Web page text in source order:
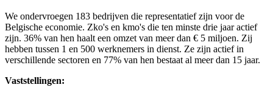
We ondervroegen 183 bedrijven die representatief zijn voor de
Belgische economie. Zko's en kmo's die ten minste drie jaar actief
zijn. 36% van hen haalt een omzet van meer dan € 5 miljoen. Zij
hebben tussen 1 en 500 werknemers in dienst. Ze zijn actief in
verschillende sectoren en 77% van hen bestaat al meer dan 15 jaar.
Vaststellingen: